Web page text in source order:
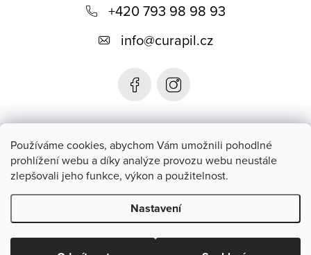
Používáme cookies, abychom Vám umožnili pohodlné
prohlížení webu a díky analýze provozu webu neustále
zlepšovali jeho funkce, výkon a použitelnost.
Nastavení
Instagram
+420 793 98 98 93
info@curapil.cz
Blog
Copyright 2026Curapil.cz. Všechna práva vyhrazena.Upravit
nastavení cookies